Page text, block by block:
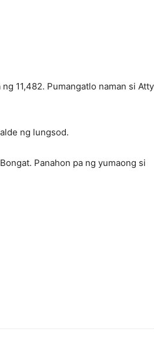
11,482. Pumangatlo naman si
ng lungsod.
Panahon pa ng yumaong si